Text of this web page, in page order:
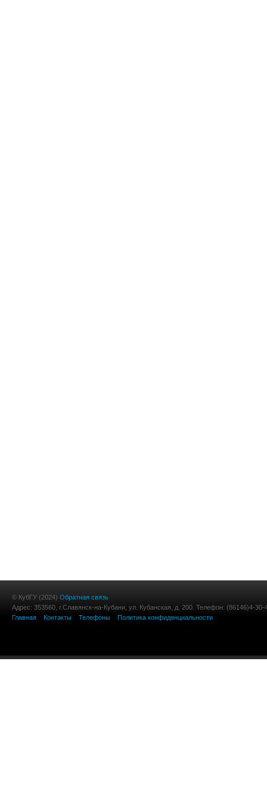
© КубГУ (2024) Обратная связь
Адрес: 353560, г.Славянск-на-Кубани, ул. Кубанская, д. 200. Телефон: (86146)4-30-
Главная
Контакты Телефоны Политика конфиденциальности